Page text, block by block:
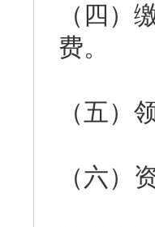
（四）
费。
（五）
（六）